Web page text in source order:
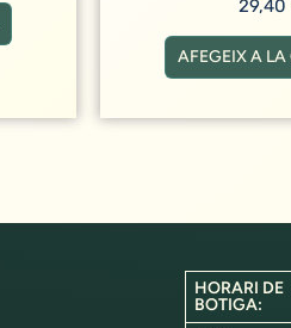
29,40
AFEGEIX A LA
HORARI DE
BOTIGA: